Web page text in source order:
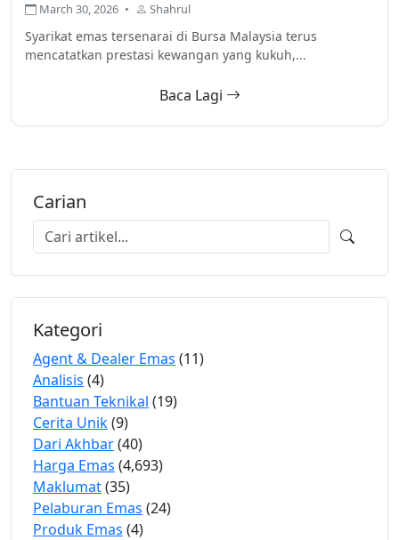
March 30, 2026 • Shahrul
Syarikat emas tersenarai di Bursa Malaysia terus
mencatatkan prestasi kewangan yang kukuh,...
Baca Lagi
Carian
Kategori
Agent & Dealer Emas (11)
Analisis (4)
Bantuan Teknikal (19)
Cerita Unik(9)
Dari Akhbar(40)
Harga Emas (4,693)
Maklumat(35)
Pelaburan Emas (24)
Produk Emas (4)